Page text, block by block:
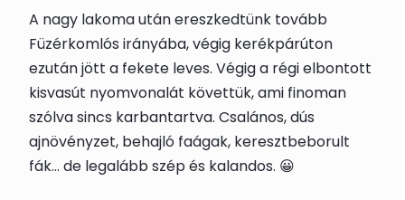
A nagy lakoma után ereszkedtünk tovább
Füzérkomlós irányába, végig kerékpárúton
ezután jött a fekete leves. Végig a régi elbontott
kisvasút nyomvonalát követtük, ami finoman
szólva sincs karbantartva. Csalános, dús
ajnövényzet, behajló faágak, keresztbeborult
fák… de legalább szép és kalandos. 😀